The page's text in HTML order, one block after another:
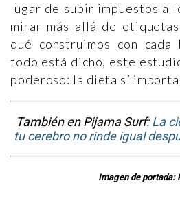
lugar de subir impuestos a
mirar más allá de
qué construimos con cada
todo está dicho, este
poderoso: la dieta sí
También en Pijama Surf:La
tu cerebro no rinde igual
Imagen de portada: